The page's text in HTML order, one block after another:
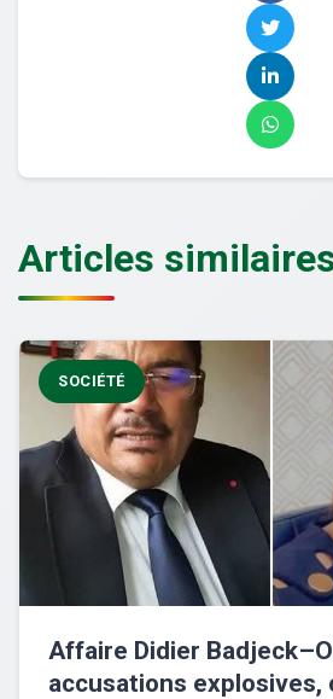
Articles
SOCIÉTÉ
Affaire Didier
accusations explosives,